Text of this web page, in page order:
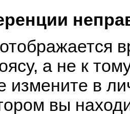
а не к
измените в
вы